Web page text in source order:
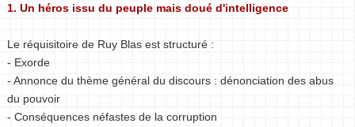
1. Un héros issu du peuple mais doué d'intelligence
Le réquisitoire de Ruy Blas est structuré :
- Exorde
- Annonce du thème général du discours : dénonciation des abus
du pouvoir
- Conséquences néfastes de la corruption